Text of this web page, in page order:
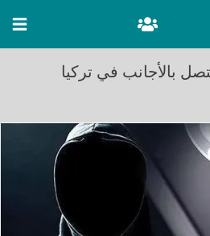
بالأجانب في تركيا